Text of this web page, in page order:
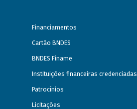
Financiamentos
Cartão BNDES
BNDES Finame
Instituições financeiras credenciadas
Patrocínios
Licitações